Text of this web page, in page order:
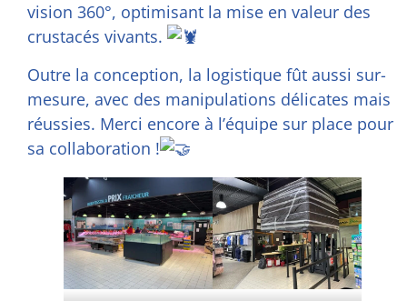
vision 360°, optimisant la mise en valeur des
crustacés vivants.
Outre la conception, la logistique fût aussi sur-
mesure, avec des manipulations délicates mais
réussies. Merci encore à l’équipe sur place pour
sa collaboration !